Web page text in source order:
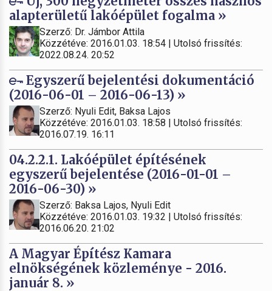
alapterületű lakóépület fogalma »
Szerző: Dr. Jámbor Attila
Közzétéve: 2016.01.03. 18:54 | Utolsó frissítés:
2022.08.24. 20:52
Egyszerű bejelentési dokumentáció
(2016-06-01 – 2016-06-13) »
Szerző: Nyuli Edit, Baksa Lajos
Közzétéve: 2016.01.03. 18:58 | Utolsó frissítés:
2016.07.19. 16:11
04.2.2.1. Lakóépület építésének
egyszerű bejelentése (2016-01-01 –
2016-06-30) »
Szerző: Baksa Lajos, Nyuli Edit
Közzétéve: 2016.01.03. 19:32 | Utolsó frissítés:
2016.06.20. 21:02
A Magyar Építész Kamara
elnökségének közleménye - 2016.
január 8. »